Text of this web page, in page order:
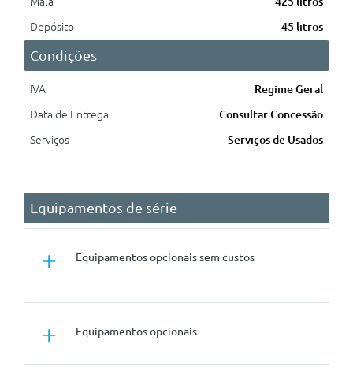
Depósito
45 litros
Condições
IVA
Regime Geral
Data de Entrega
Consultar Concessão
Serviços
Serviços de Usados
Equipamentos de série
Equipamentos opcionais sem custos
Estofos Em Tecido Routine
Equipamentos opcionais